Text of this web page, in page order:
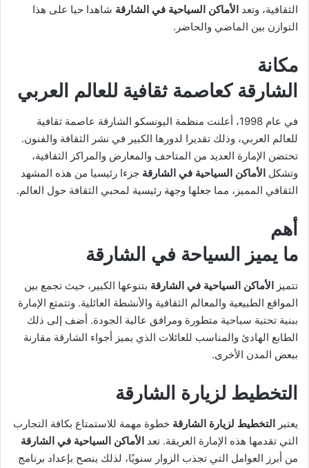
الثقافية، وتعد الأماكن السياحية في الشارقة شاهدا حيا على هذا
التوازن بين الماضي والحاضر.
مكانة
الشارقة كعاصمة ثقافية للعالم العربي
في عام 1998، أعلنت منظمة اليونسكو الشارقة عاصمة ثقافية
للعالم العربي، وذلك تقديرا لدورها الكبير في نشر الثقافة والفنون.
تحتضن الإمارة العديد من المتاحف والمعارض والمراكز الثقافية،
وتشكل الأماكن السياحية في الشارقة جزءا رئيسيا من هذه المشهد
الثقافي المميز، مما جعلها وجهة رئيسية لمحبي الثقافة حول العالم.
أهم
ما يميز السياحة في الشارقة
تتميز الأماكن السياحية في الشارقة بتنوعها الكبير، حيث تجمع بين
المواقع الطبيعية والمعالم الثقافية والأنشطة العائلية. وتتمتع الإمارة
ببنية تحتية سياحية متطورة ومرافق عالية الجودة. أضف إلى ذلك
الطابع الهادئ والمناسب للعائلات الذي يميز أجواء الشارقة مقارنة
ببعض المدن الأخرى.
التخطيط لزيارة الشارقة
يعتبر التخطيط لزيارة الشارقة خطوة مهمة للاستمتاع بكافة التجارب
التي تقدمها هذه الإمارة العريقة. تعد الأماكن السياحية في الشارقة
من أبرز العوامل التي تجذب الزوار سنويًا، لذلك ينصح بإعداد برنامج